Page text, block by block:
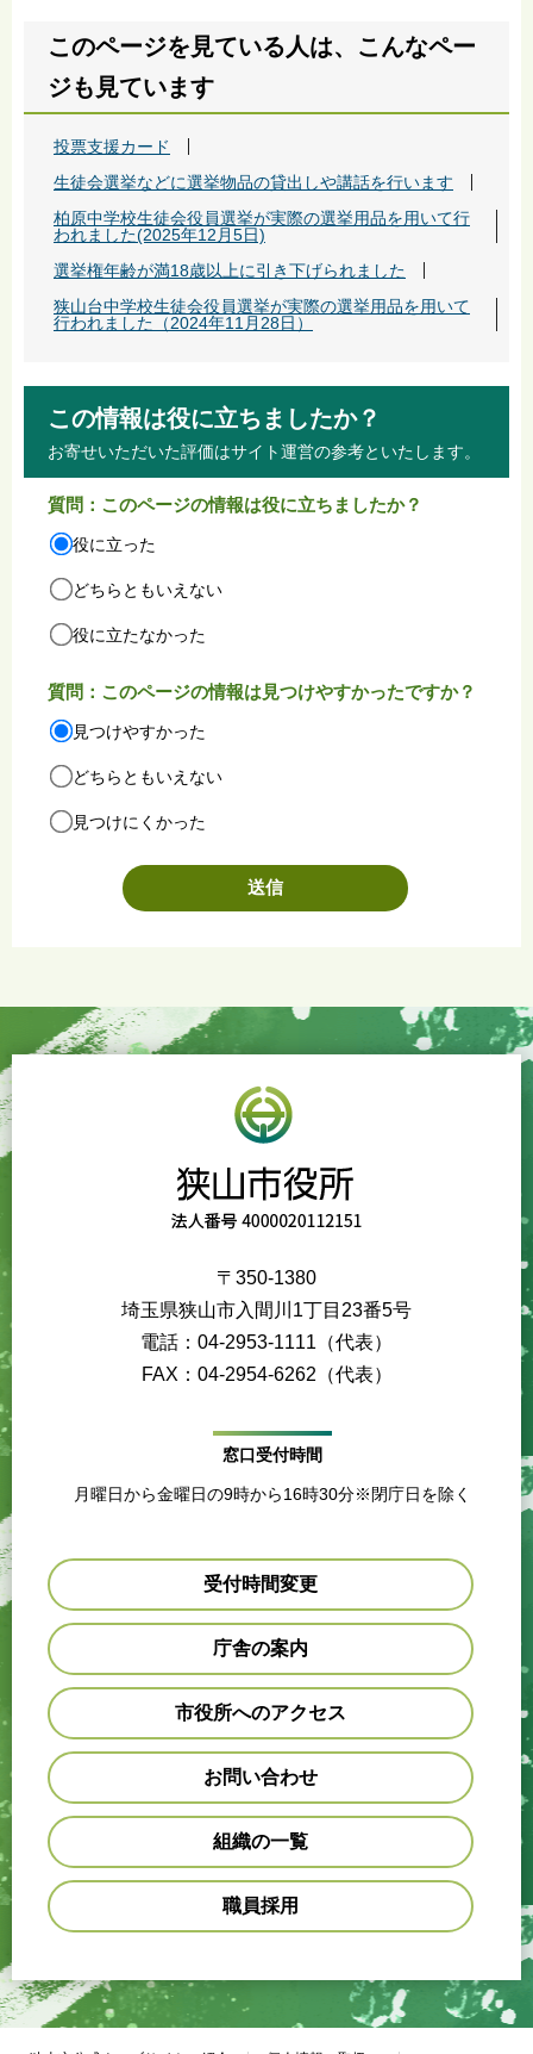
このページを見ている人は、こんなペー
ジも見ています
投票支援カード
生徒会選挙などに選挙物品の貸出しや講話を行います
柏原中学校生徒会役員選挙が実際の選挙用品を用いて行
われました(2025年12月5日)
選挙権年齢が満18歳以上に引き下げられました
狭山台中学校生徒会役員選挙が実際の選挙用品を用いて
行われました（2024年11月28日）
この情報は役に立ちましたか？
お寄せいただいた評価はサイト運営の参考といたします。
質問：このページの情報は役に立ちましたか？
役に立った
どちらともいえない
役に立たなかった
質問：このページの情報は見つけやすかったですか？
見つけやすかった
どちらともいえない
見つけにくかった
〒350-1380
埼玉県狭山市入間川1丁目23番5号
電話：04-2953-1111（代表）
FAX：04-2954-6262（代表）
窓口受付時間
月曜日から金曜日の9時から16時30分※閉庁日を除く
受付時間変更
庁舎の案内
市役所へのアクセス
お問い合わせ
組織の一覧
職員採用